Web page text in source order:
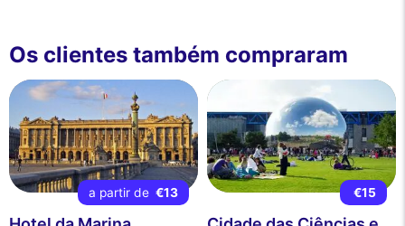
Os clientes também compraram
a partir de €13 €15